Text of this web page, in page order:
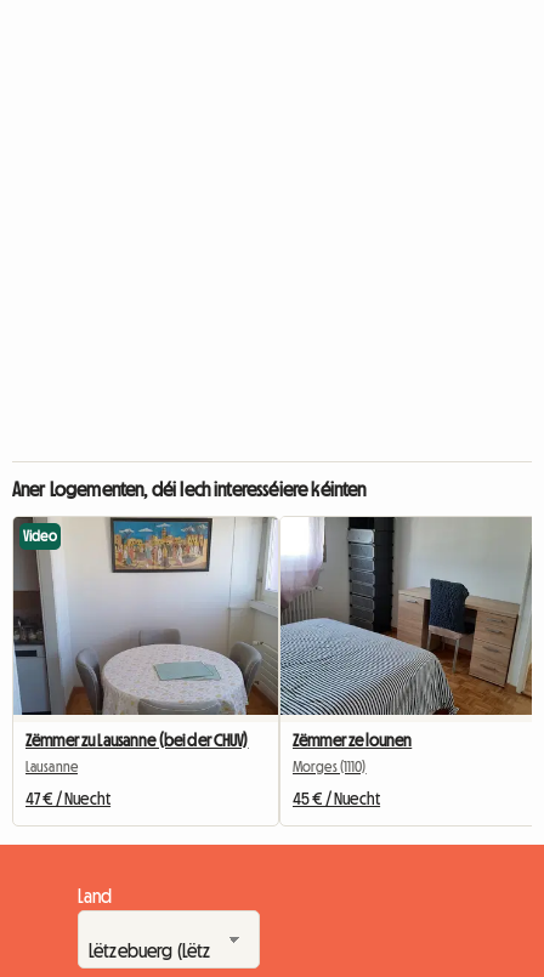
Aner Logementen, déi Iech interesséiere kéinten
Video
Zëmmer zu Lausanne (bei der CHUV)
Lausanne
47 € / Nuecht
Zëmmer ze lounen
Morges (1110)
45 € / Nuecht
Land